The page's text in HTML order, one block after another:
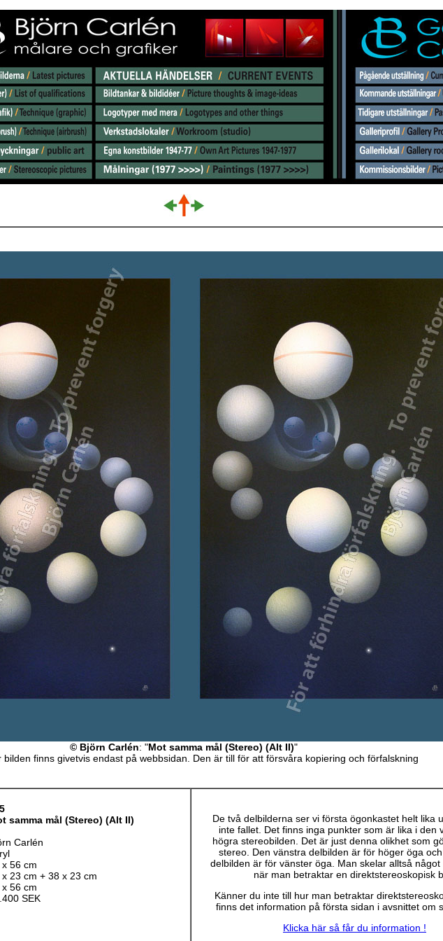
© Björn Carlén: "Mot samma mål (Stereo) (Alt II)"
bilden finns givetvis endast på webbsidan. Den är till för att försvåra kopiering och förfalskning
samma mål (Stereo) (Alt II)
Carlén
56 cm
x 23 cm + 38 x 23 cm
56 cm
SEK
De två delbilderna ser vi första ögonkastet helt lika
inte fallet. Det finns inga punkter som är lika i den
högra stereobilden. Det är just denna olikhet som
stereo. Den vänstra delbilden är för höger öga
delbilden är för vänster öga. Man skelar alltså något
när man betraktar en direktstereoskopisk
Känner du inte till hur man betraktar
finns det information på första sidan i avsnittet om
Klicka här så får du information !